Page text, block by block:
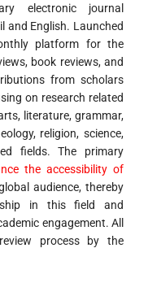
electronic journal
and English. Launched
platform for the
book reviews, and
from scholars
on research related
literature, grammar,
religion, science,
fields. The primary
the accessibility of
audience, thereby
in this field and
engagement. All
process by the